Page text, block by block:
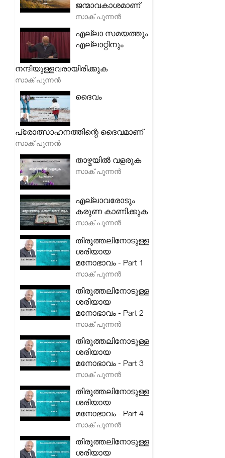
ജന്മാവകാശമാണ്
സാക് പുന്നൻ
എല്ലാ സമയത്തും
എല്ലാറ്റിനും
നന്ദിയുള്ളവരായിരിക്കുക
സാക് പുന്നൻ
ദൈവം
പ്രോത്സാഹനത്തിന്റെ ദൈവമാണ്
സാക് പുന്നൻ
താഴ്മയിൽ വളരുക
സാക് പുന്നൻ
എല്ലാവരോടും
കരുണ കാണിക്കുക
സാക് പുന്നൻ
തിരുത്തലിനോടുള്ള
ശരിയായ
മനോഭാവം - Part 1
സാക് പുന്നൻ
തിരുത്തലിനോടുള്ള
ശരിയായ
മനോഭാവം - Part 2
സാക് പുന്നൻ
തിരുത്തലിനോടുള്ള
ശരിയായ
മനോഭാവം - Part 3
സാക് പുന്നൻ
തിരുത്തലിനോടുള്ള
ശരിയായ
മനോഭാവം - Part 4
സാക് പുന്നൻ
തിരുത്തലിനോടുള്ള
ശരിയായ